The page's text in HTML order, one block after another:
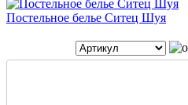
Постельное белье Ситец Шуя